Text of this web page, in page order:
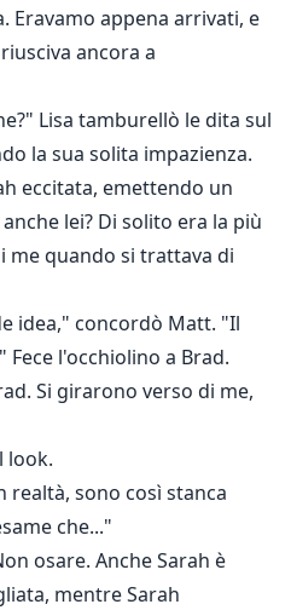
Eravamo appena arrivati, e
ancora a
Lisa tamburellò le dita sul
la sua solita impazienza.
eccitata, emettendo un
lei? Di solito era la più
me quando si trattava di
idea," concordò Matt. "Il
l'occhiolino a Brad.
Si girarono verso di me,
look.
realtà, sono così stanca
che..."
osare. Anche Sarah è
mentre Sarah